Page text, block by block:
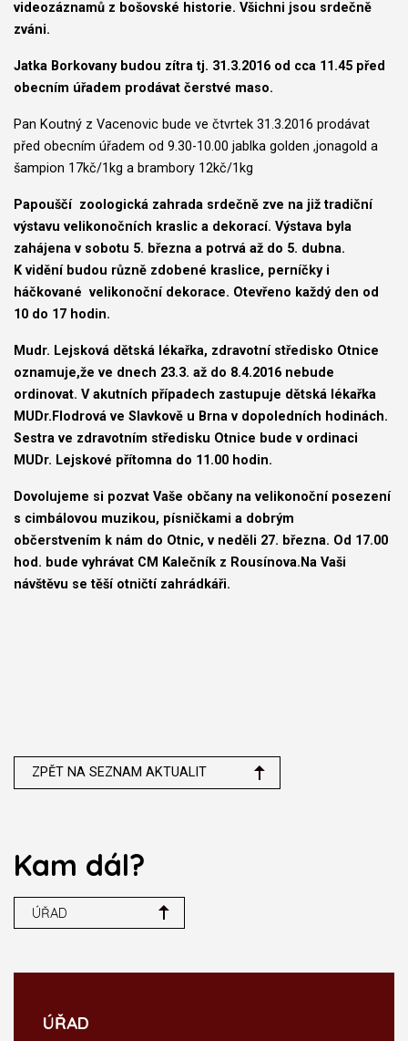
videozáznamů z bošovské historie. Všichni jsou srdečně
zváni.
Jatka Borkovany budou zítra tj. 31.3.2016 od cca 11.45 před
obecním úřadem prodávat čerstvé maso.
Pan Koutný z Vacenovic bude ve čtvrtek 31.3.2016 prodávat
před obecním úřadem od 9.30-10.00 jablka golden ,jonagold a
šampion 17kč/1kg a brambory 12kč/1kg
Papouščí zoologická zahrada srdečně zve na již tradiční
výstavu velikonočních kraslic a dekorací. Výstava byla
zahájena v sobotu 5. března a potrvá až do 5. dubna.
K vidění budou různě zdobené kraslice, perníčky i
háčkované velikonoční dekorace. Otevřeno každý den od
10 do 17 hodin.
Mudr. Lejsková dětská lékařka, zdravotní středisko Otnice
oznamuje,že ve dnech 23.3. až do 8.4.2016 nebude
ordinovat. V akutních případech zastupuje dětská lékařka
MUDr.Flodrová ve Slavkově u Brna v dopoledních hodinách.
Sestra ve zdravotním středisku Otnice bude v ordinaci
MUDr. Lejskové přítomna do 11.00 hodin.
Dovolujeme si pozvat Vaše občany na velikonoční posezení
s cimbálovou muzikou, písničkami a dobrým
občerstvením k nám do Otnic, v neděli 27. března. Od 17.00
hod. bude vyhrávat CM Kalečník z Rousínova. Na Vaši
návštěvu se těší otničtí zahrádkáři.
ZPĚT NA SEZNAM AKTUALIT
Kam dál?
ÚŘAD
ÚŘAD